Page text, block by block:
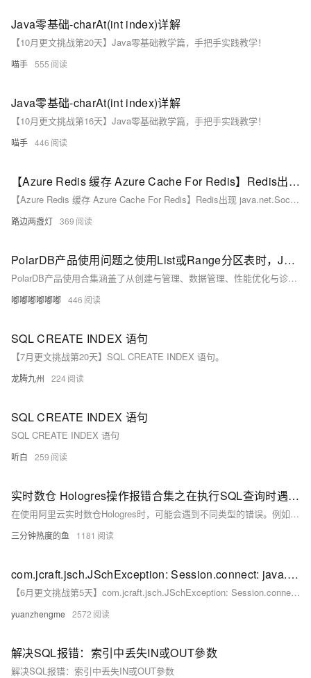
Java零基础-charAt(int index)详解
【10月更文挑战第20天】Java零基础教学篇，手把手实践教学！
喵手 555
Java零基础-charAt(int index)详解
【10月更文挑战第16天】Java零基础教学篇，手把手实践教学！
喵手 446
【Azure Redis 缓存 Azure Cache For Redis】Redis出现 java.net.SocketTimeoutException: Read timed out 异常
【Azure Redis 缓存 Azure Cache For Redis】Redis出现 java.net.SocketTimeoutException: Read timed out 异常
路边两盏灯 369
PolarDB产品使用问题之使用List或Range分区表时，Java代码是否需要进行改动
PolarDB产品使用合集涵盖了从创建与管理、数据管理、性能优化与诊断、安全与合规到生态与集成、运维与支持等全方位的功能和服务，旨在帮助企业轻松构建高可用、高性能且易于管理的数据库环境，满足不同业务场景的需求。用户可以通过阿里云控制台、API、SDK等方式便捷地使用这些功能，实现数据库的高效运维与持续优化。
嘟嘟嘟嘟嘟嘟 446
SQL CREATE INDEX 语句
【7月更文挑战第20天】SQL CREATE INDEX 语句。
龙腾九州 224
SQL CREATE INDEX 语句
SQL CREATE INDEX 语句
听白 259
实时数仓 Hologres操作报错合集之在执行SQL查询时遇到了问题，报错原因是“Invalid index column id: 2”，该怎么处理
在使用阿里云实时数仓Hologres时，可能会遇到不同类型的错误。例如：1.内存超限错误、2.字符串缓冲区扩大错误、3.分区导入错误、4.外部表访问错误、5.服务未开通或权限问题、6.数据类型范围错误，下面是一些常见错误案例及可能的原因与解决策略的概览。
三分钟热度的鱼 1181
com.jcraft.jsch.JSchException: Session.connect: java.net.SocketTimeoutException: Read timed out 问题
【6月更文挑战第5天】com.jcraft.jsch.JSchException: Session.connect: java.net.SocketTimeoutException: Read timed out 问题
yuanzhengme 2572
解决SQL报错：索引中丢失IN或OUT參数
解决SQL报错：索引中丢失IN或OUT參数